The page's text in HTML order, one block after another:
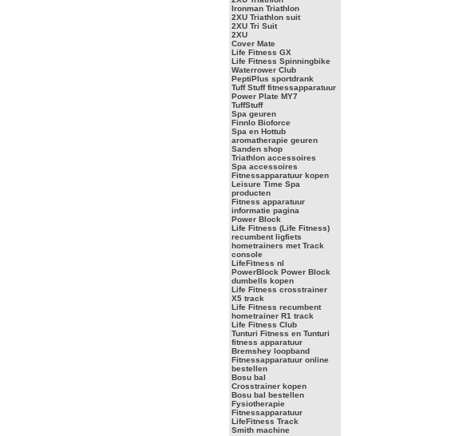
Ironman Triathlon
2XU Triathlon suit
2XU Tri Suit
2XU
Cover Mate
Life Fitness GX
Life Fitness Spinningbike
Waterrower Club
PeptiPlus sportdrank
Tuff Stuff fitnessapparatuur
Power Plate MY7
TuffStuff
Spa geuren
Finnlo Bioforce
Spa en Hottub
aromatherapie geuren
Sanden shop
Triathlon accessoires
Spa accessoires
Fitnessapparatuur kopen
Leisure Time Spa
producten
Fitness apparatuur
informatie pagina
Power Block
Life Fitness (Life Fitness)
recumbent ligfiets
hometrainers met Track
console
LifeFitness nl
PowerBlock Power Block
dumbells kopen
Life Fitness crosstrainer
X5 track
Life Fitness recumbent
hometrainer R1 track
Life Fitness Club
Tunturi Fitness en Tunturi
fitness apparatuur
Bremshey loopband
Fitnessapparatuur online
bestellen
Bosu bal
Crosstrainer kopen
Bosu bal bestellen
Fysiotherapie
Fitnessapparatuur
LifeFitness Track
Smith machine